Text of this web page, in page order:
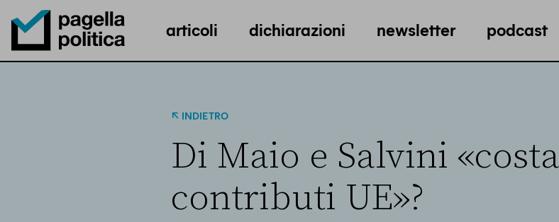
Pagella Politica Logo
articoli dichiarazioni newsletter podcast
INDIETRO
Di Maio e Salvini
contributi UE»?